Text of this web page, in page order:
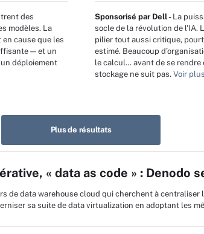
des
modèles. La
cause que les
— et un
déploiement
Sponsorisé par Dell - La
socle de la révolution de l'IA.
pilier tout aussi critique,
estimé. Beaucoup
le calcul… avant de se
stockage ne suit pas. Voir plus
Plus de résultats
« data as code » : Denodo
de data warehouse cloud qui cherchent à centraliser
sa suite de data virtualization en adoptant les